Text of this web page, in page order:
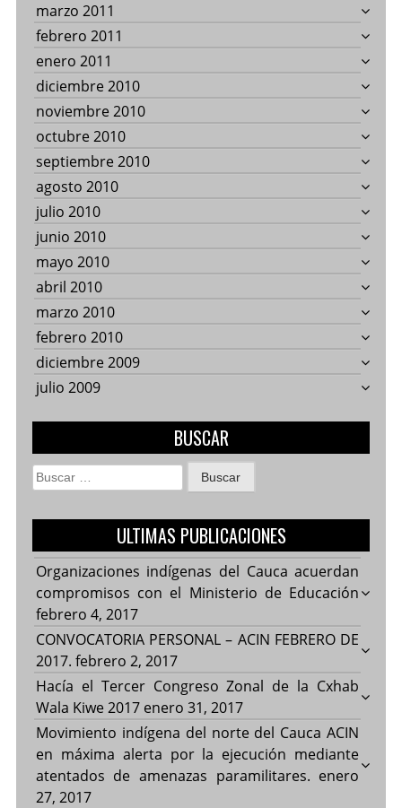
marzo 2011
febrero 2011
enero 2011
diciembre 2010
noviembre 2010
octubre 2010
septiembre 2010
agosto 2010
julio 2010
junio 2010
mayo 2010
abril 2010
marzo 2010
febrero 2010
diciembre 2009
julio 2009
BUSCAR
Buscar:
ULTIMAS PUBLICACIONES
Organizaciones indígenas del Cauca acuerdan
compromisos con el Ministerio de Educación
febrero 4, 2017
CONVOCATORIA PERSONAL – ACIN FEBRERO DE
2017. febrero 2, 2017
Hacía el Tercer Congreso Zonal de la Cxhab
Wala Kiwe 2017 enero 31, 2017
Movimiento indígena del norte del Cauca ACIN
en máxima alerta por la ejecución mediante
atentados de amenazas paramilitares. enero
27, 2017